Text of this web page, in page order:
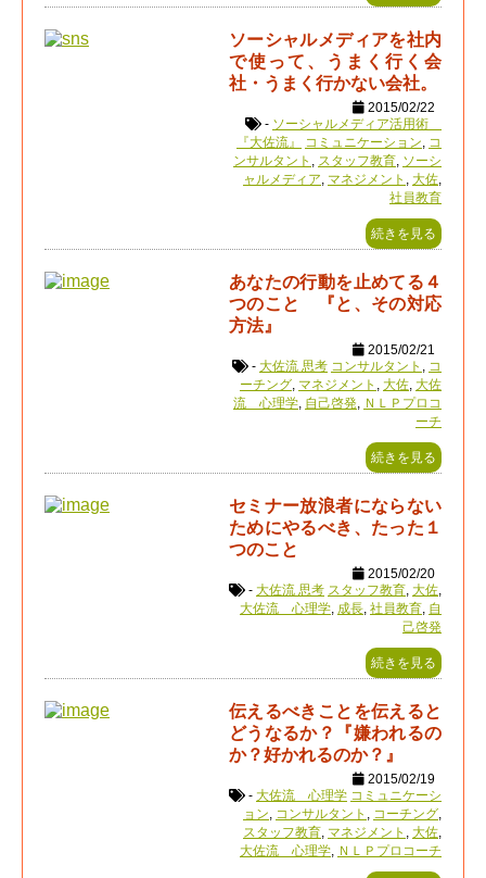
ソーシャルメディアを社内
で使って、うまく行く会
社・うまく行かない会社。
2015/02/22
- ソーシャルメディア活用術
『大佐流』
コミュニケーション
コ
ンサルタント
スタッフ教育 ソーシ
ャルメディア マネジメント 大佐
社員教育
続きを見る
あなたの行動を止めてる４
つのこと 『と、その対応
方法』
2015/02/21
- 大佐流 思考 コンサルタント
コ
ーチング マネジメント 大佐 大佐
流 心理学 自己啓発
ＮＬＰプロコ
ーチ
続きを見る
セミナー放浪者にならない
ためにやるべき、たった１
つのこと
2015/02/20
- 大佐流 思考 スタッフ教育 大佐
大佐流 心理学 成長 社員教育 自
己啓発
続きを見る
伝えるべきことを伝えると
どうなるか？『嫌われるの
か？好かれるのか？』
2015/02/19
- 大佐流 心理学 コミュニケーシ
ョン
コンサルタント コーチング
スタッフ教育 マネジメント 大佐
大佐流 心理学
ＮＬＰプロコーチ